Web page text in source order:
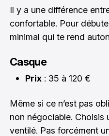
Il y a une différence
confortable. Pour
minimal qui te rend
Casque
Prix : 35 à 120 €
Même si ce n’est pas
non négociable. Choisis
ventilé. Pas forcément